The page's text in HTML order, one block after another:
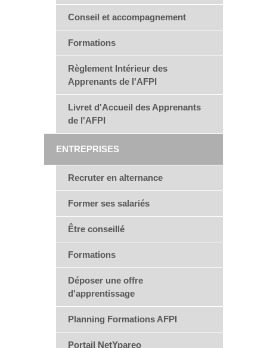
Conseil et accompagnement
Formations
Règlement Intérieur des
Apprenants de l'AFPI
Livret d'Accueil des Apprenants
de l'AFPI
ENTREPRISES
Recruter en alternance
Former ses salariés
Être conseillé
Formations
Déposer une offre
d'apprentissage
Planning Formations AFPI
Portail NetYpareo